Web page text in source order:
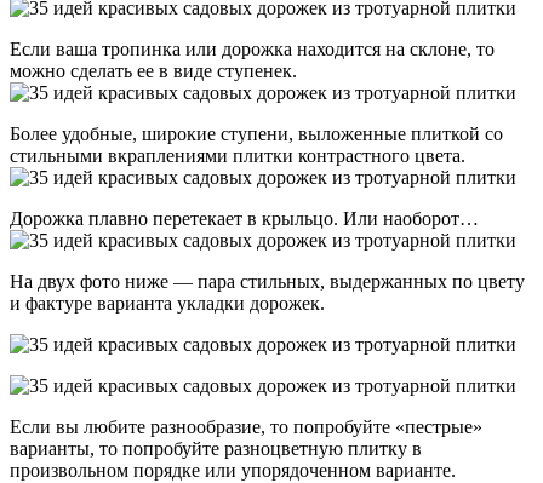
Если ваша тропинка или дорожка находится на склоне, то
можно сделать ее в виде ступенек.
Более удобные, широкие ступени, выложенные плиткой со
стильными вкраплениями плитки контрастного цвета.
Дорожка плавно перетекает в крыльцо. Или наоборот…
На двух фото ниже — пара стильных, выдержанных по цвету
и фактуре варианта укладки дорожек.
Если вы любите разнообразие, то попробуйте «пестрые»
варианты, то попробуйте разноцветную плитку в
произвольном порядке или упорядоченном варианте.